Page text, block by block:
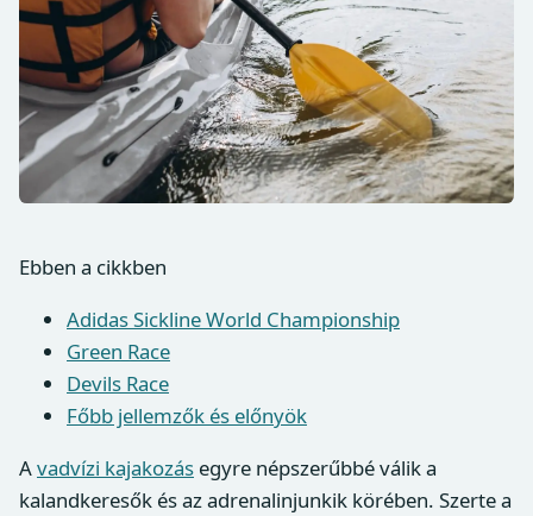
Ebben a cikkben
Adidas Sickline World Championship
Green Race
Devils Race
Főbb jellemzők és előnyök
Avadvízi kajakozás egyre népszerűbbé válik a
kalandkeresők és az adrenalinjunkik körében. Szerte a